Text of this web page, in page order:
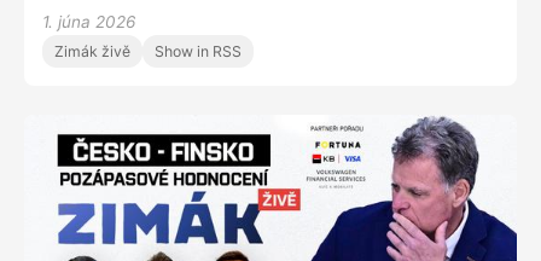
Finálová bída Švýcarů byla jedním z hlavních témat
pondělního ZIMÁKU ŽIVĚ, zajímavé postřehy přinesl
vítěznou mentalitou? Vedle toho se pochopitelně řešila i
skvělá připravenost čerstvých mistrů světa z Finska. V
jejich čele stojí Aleksander Barkov, šampion Stanley
Cupu a tak trochu přehlížená hokejová superstar. Došlo
pochopitelně i na vystoupení českého týmu.
1. júna 2026
Zimák živě Show in RSS